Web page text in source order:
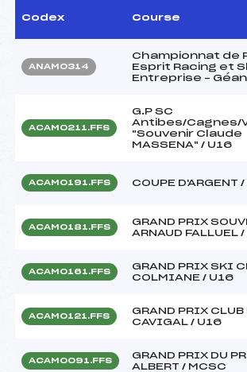
Codex Course
ANAM0314
Championnat de
Esprit Racing et
Entreprise –
ACAM0211.FFS
G.P SC
Antibes/Cagnes/
"Souvenir Claude
MASSENA" / U16
ACAM0191.FFS COUPE D'ARGENT
ACAM0181.FFS
GRAND PRIX
ARNAUD FALLUEL
ACAM0161.FFS
GRAND PRIX SKI
COLMIANE / U16
ACAM0121.FFS
GRAND PRIX CLUB
CAVIGAL / U16
ACAM0091.FFS
GRAND PRIX DU
ALBERT / MCSC